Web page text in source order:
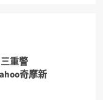
重警
奇摩新